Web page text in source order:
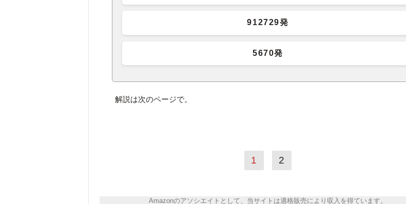
912729発
5670発
解説は次のページで。
1 2
Amazonのアソシエイトとして、当サイトは適格販売により収入を得ています。